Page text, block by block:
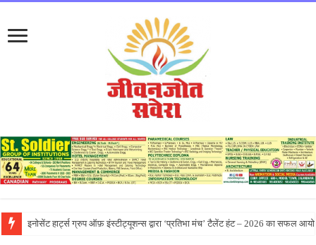
सीटी ग्रुप ने पांच दिवसीय आरंभ 2026 कार्येक्रम का भव्य समापन किया